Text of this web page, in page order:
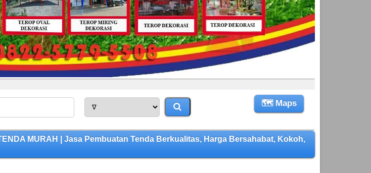
🗺 Maps
MURAH | Jasa Pembuatan Tenda Berkualitas, Harga Bersahabat, Kokoh,